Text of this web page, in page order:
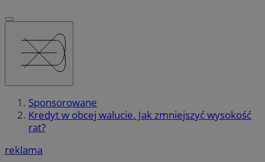
Sponsorowane
Kredyt w obcej walucie. Jak zmniejszyć wysokość
rat?
reklama